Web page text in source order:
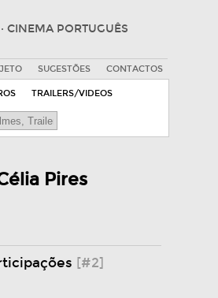
· CINEMA PORTUGUÊS
SUGESTÕES CONTACTOS
TRAILERS/VIDEOS
Pires
[#2]